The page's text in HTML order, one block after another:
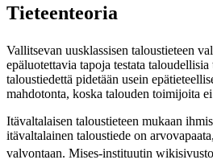
Tieteenteoria
Vallitsevan uusklassisen taloustieteen
epäluotettavia tapoja testata
taloustiedettä pidetään usein
mahdotonta, koska talouden toimijoita
Itävaltalaisen taloustieteen mukaan
itävaltalainen taloustiede on
valvontaan. Mises-instituutin